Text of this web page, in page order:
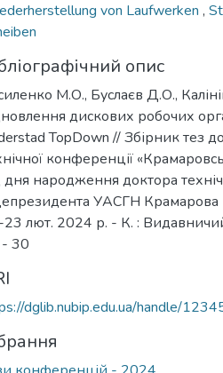
von Laufwerken ,
опис
М.О., Буслаєв Д.О.,
дискових робочих
TopDown // Збірник тез
конференції
дня народження доктора
УАСГН
лют. 2024 р. - К. :
30
dglib.nubip.edu.ua/handle/